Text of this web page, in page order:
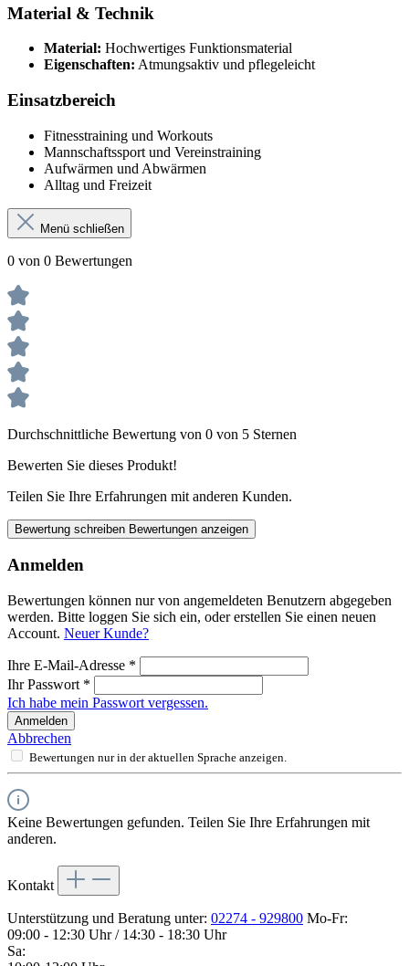
Material & Technik
Material: Hochwertiges Funktionsmaterial
Eigenschaften: Atmungsaktiv und pflegeleicht
Einsatzbereich
Fitnesstraining und Workouts
Mannschaftssport und Vereinstraining
Aufwärmen und Abwärmen
Alltag und Freizeit
Menü schließen
0 von 0 Bewertungen
Durchschnittliche Bewertung von 0 von 5 Sternen
Bewerten Sie dieses Produkt!
Teilen Sie Ihre Erfahrungen mit anderen Kunden.
Bewertung schreiben Bewertungen anzeigen
Anmelden
Bewertungen können nur von angemeldeten Benutzern abgegeben
werden. Bitte loggen Sie sich ein, oder erstellen Sie einen neuen
Account. Neuer Kunde?
Ihre E-Mail-Adresse *
Ihr Passwort *
Ich habe mein Passwort vergessen.
Anmelden
Abbrechen
Bewertungen nur in der aktuellen Sprache anzeigen.
Keine Bewertungen gefunden. Teilen Sie Ihre Erfahrungen mit
anderen.
Kontakt
Unterstützung und Beratung unter: 02274 - 929800 Mo-Fr:
09:00 - 12:30 Uhr / 14:30 - 18:30 Uhr
Sa: